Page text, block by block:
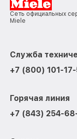
Сеть официальных
Miele
Служба
+7 (800) 101-
Горячая линия
+7 (843) 254-